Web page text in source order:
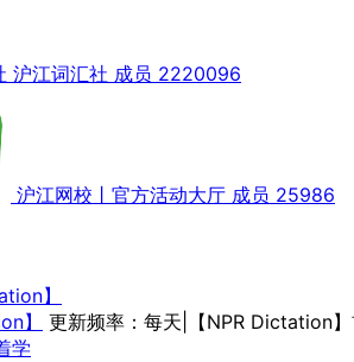
沪江词汇社 成员 2220096
沪江网校丨官方活动大厅 成员 25986
】 更新频率：每天|【NPR Dictation